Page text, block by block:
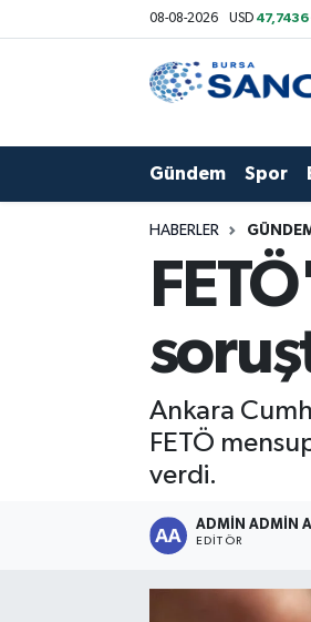
08-08-2026 USD 47,7436
Gündem Spor
HABERLER
Ankara
FETÖ
verdi.
ADMİN ADMİN
EDITÖR
Hava Durumu
Son Dakika Haberleri
Haber Arşivi